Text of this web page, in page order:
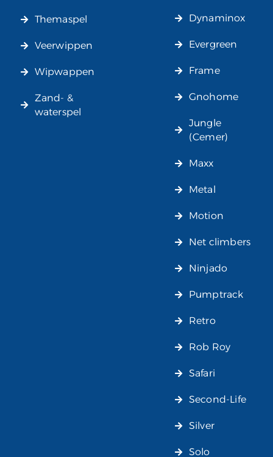
Themaspel
Veerwippen
Wipwappen
Zand- &
waterspel
Dynaminox
Evergreen
Frame
Gnohome
Jungle
(Cemer)
Maxx
Metal
Motion
Net climbers
Ninjado
Pumptrack
Retro
Rob Roy
Safari
Second-Life
Silver
Solo